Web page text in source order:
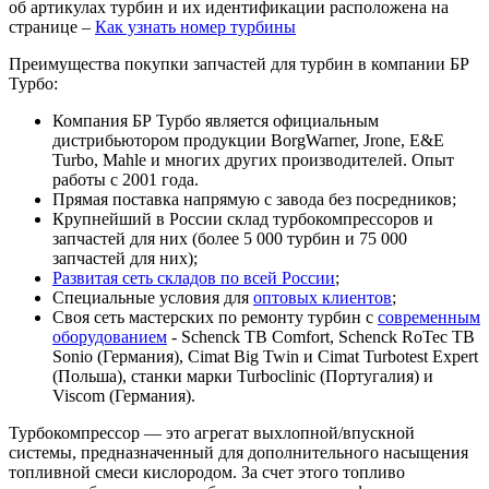
об артикулах турбин и их идентификации расположена на
странице – Как узнать номер турбины
Преимущества покупки запчастей для турбин в компании БР
Турбо:
Компания БР Турбо является официальным
дистрибьютором продукции BorgWarner, Jrone, E&E
Turbo, Mahle и многих других производителей. Опыт
работы с 2001 года.
Прямая поставка напрямую с завода без посредников;
Крупнейший в России склад турбокомпрессоров и
запчастей для них (более 5 000 турбин и 75 000
запчастей для них);
Развитая сеть складов по всей России;
Специальные условия для оптовых клиентов;
Своя сеть мастерских по ремонту турбин с современным
оборудованием - Schenck TB Comfort, Schenck RoTec TB
Sonio (Германия), Cimat Big Twin и Cimat Turbotest Expert
(Польша), станки марки Turboclinic (Португалия) и
Viscom (Германия).
Турбокомпрессор — это агрегат выхлопной/впускной
системы, предназначенный для дополнительного насыщения
топливной смеси кислородом. За счет этого топливо